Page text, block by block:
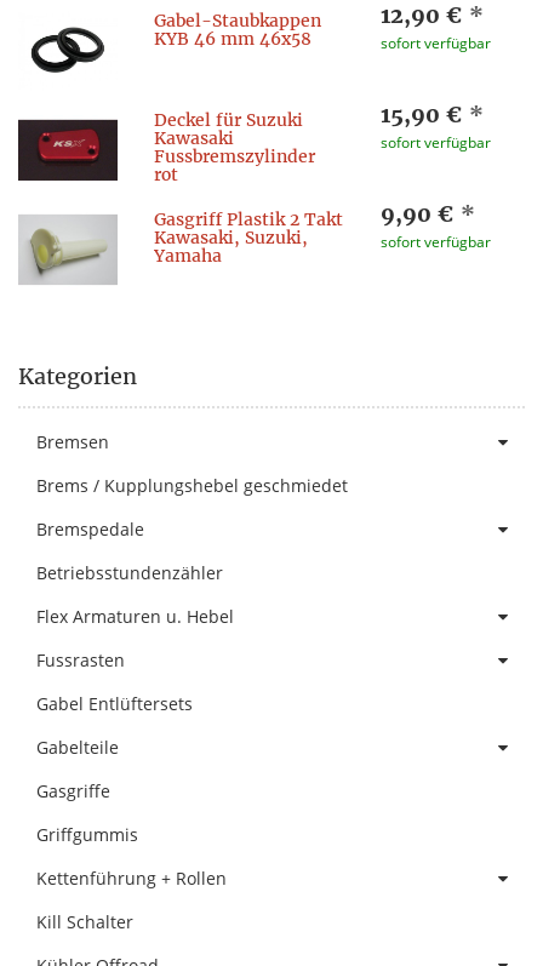
Gabel-Staubkappen
KYB 46 mm 46x58
12,90 € *
sofort verfügbar
Deckel für Suzuki
Kawasaki
Fussbremszylinder
rot
15,90 € *
sofort verfügbar
Gasgriff Plastik 2 Takt
Kawasaki, Suzuki,
Yamaha
9,90 € *
sofort verfügbar
Kategorien
Bremsen
Brems / Kupplungshebel geschmiedet
Bremspedale
Betriebsstundenzähler
Flex Armaturen u. Hebel
Fussrasten
Gabel Entlüftersets
Gabelteile
Gasgriffe
Griffgummis
Kettenführung + Rollen
Kill Schalter